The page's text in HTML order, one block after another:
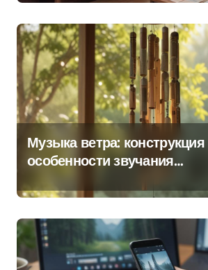
Музыка ветра: конструкция
особенности звучания